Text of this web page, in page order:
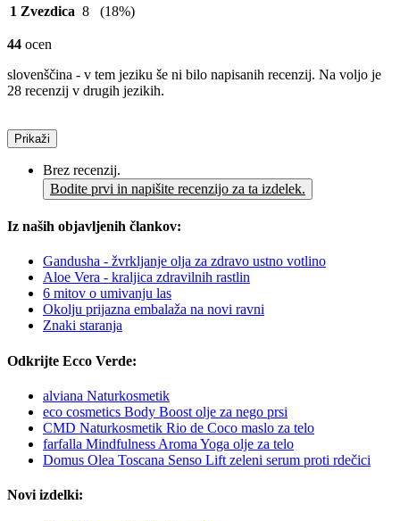
1 Zvezdica 8 (18%)
44 ocen
slovenščina - v tem jeziku še ni bilo napisanih recenzij. Na voljo je
28 recenzij v drugih jezikih.
Prikaži
Brez recenzij.
Bodite prvi in napišite recenzijo za ta izdelek.
Iz naših objavljenih člankov:
Gandusha - žvrkljanje olja za zdravo ustno votlino
Aloe Vera - kraljica zdravilnih rastlin
6 mitov o umivanju las
Okolju prijazna embalaža na novi ravni
Znaki staranja
Odkrijte Ecco Verde:
alviana Naturkosmetik
eco cosmetics Body Boost olje za nego prsi
CMD Naturkosmetik Rio de Coco maslo za telo
farfalla Mindfulness Aroma Yoga olje za telo
Domus Olea Toscana Senso Lift zeleni serum proti rdečici
Novi izdelki: